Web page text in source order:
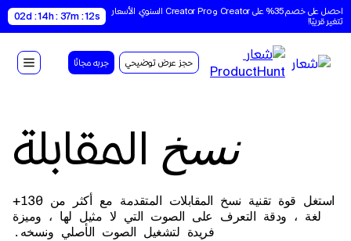
تتغير قريبًا!
02d : 14h : 37m : 11s
حجز عرض توضيحي جربه مجانًا
نسخ المقابلة
استغل قوة تقنية نسخ المقابلات المتقدمة مع أكثر من 130+
لغة ، ودقة التعرف على الصوت التي لا مثيل لها ، وميزة
فريدة لتشغيل الصوت الأصلي ونسخه.